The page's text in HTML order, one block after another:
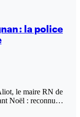
: la police
le maire RN de
Noël : reconnu…